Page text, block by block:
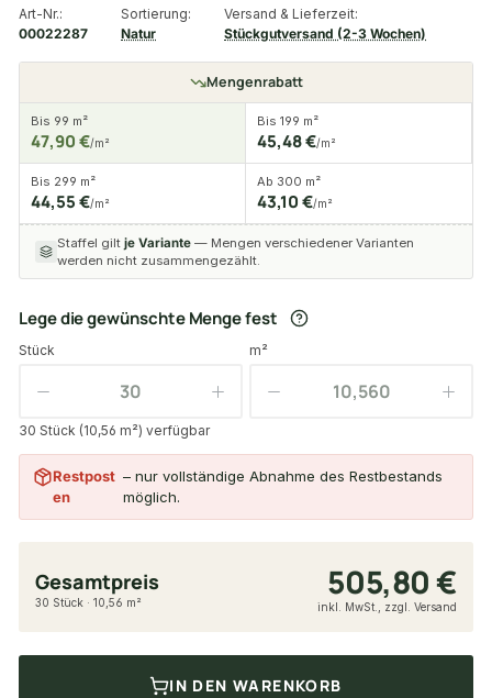
Art-Nr.:
00022287
Sortierung:
Natur
Versand & Lieferzeit:
Stückgutversand (2-3 Wochen)
Mengenrabatt
Bis 99 m²
47,90 €/m²
Bis 199 m²
45,48 €/m²
Bis 299 m²
44,55 €/m²
Ab 300 m²
43,10 €/m²
Staffel gilt je Variante — Mengen verschiedener Varianten
werden nicht zusammengezählt.
Lege die gewünschte Menge fest
Stück m²
30 Stück (10,56 m²) verfügbar
Restpost
en
– nur vollständige Abnahme des Restbestands
möglich.
Gesamtpreis 505,80 €
30 Stück · 10,56 m² inkl. MwSt., zzgl. Versand
IN DEN WARENKORB